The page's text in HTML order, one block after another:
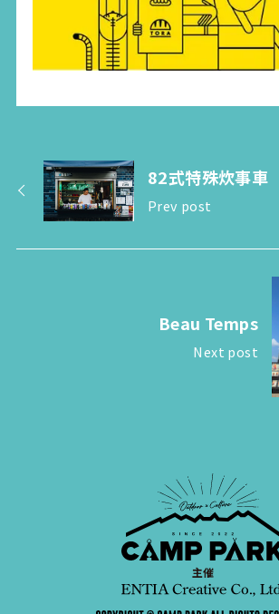
82式特殊炊事車
Prev post
Beau Temps
Next post
主催